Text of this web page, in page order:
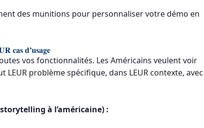
des munitions pour personnaliser votre démo en
cas d’usage
vos fonctionnalités. Les Américains veulent voir
LEUR problème spécifique, dans LEUR contexte, avec
à l’américaine) :